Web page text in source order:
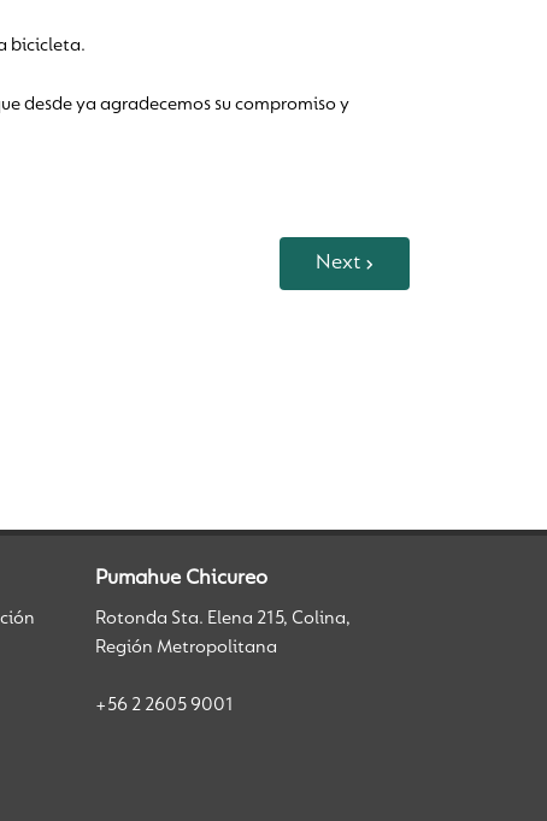
bicicleta.
desde ya agradecemos su compromiso y
Next
Pumahue Chicureo
Rotonda Sta. Elena 215, Colina,
Región Metropolitana
+56 2 2605 9001